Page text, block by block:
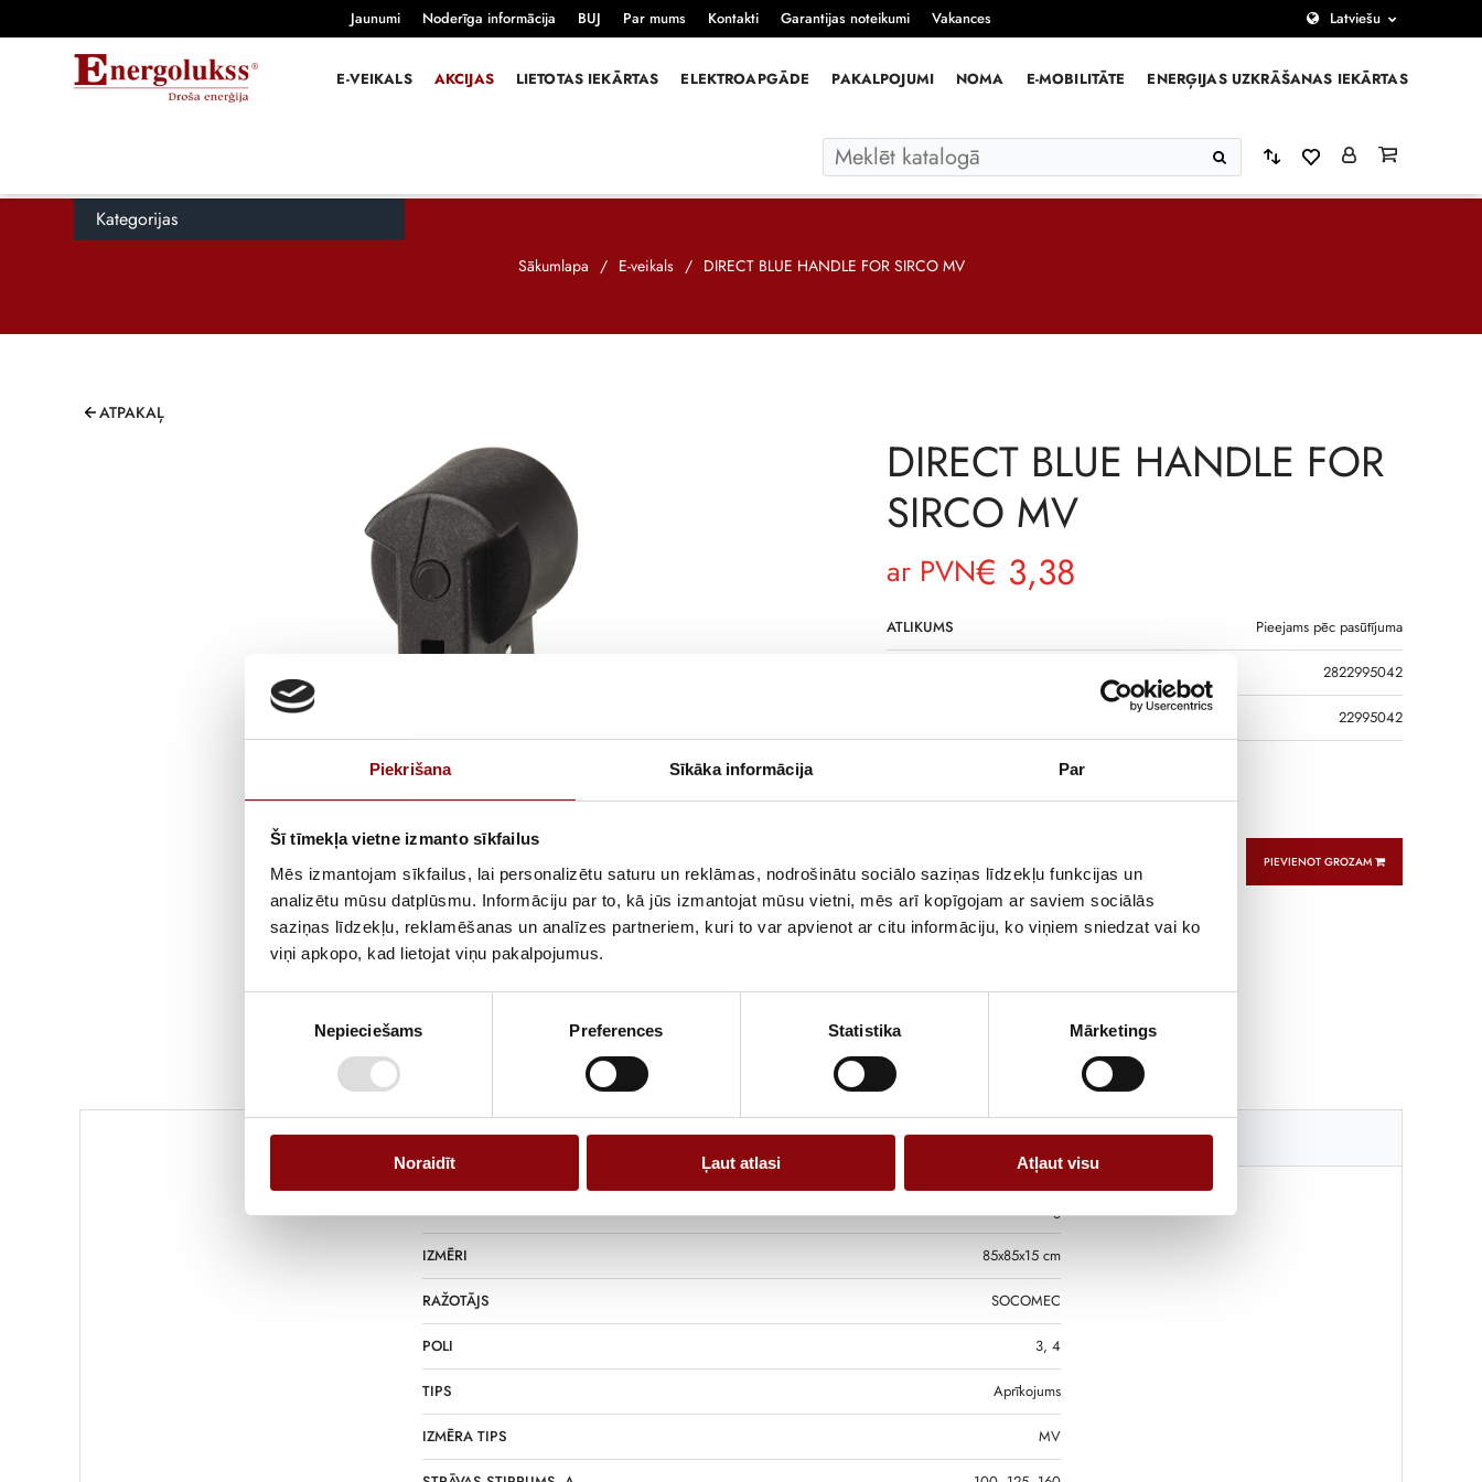
Piekrišana Sīkāka informācija Par
Šī tīmekļa vietne izmanto sīkfailus
Mēs izmantojam sīkfailus, lai personalizētu saturu un reklāmas, nodrošinātu sociālo saziņas līdzekļu funkcijas un
analizētu mūsu datplūsmu. Informāciju par to, kā jūs izmantojat mūsu vietni, mēs arī kopīgojam ar saviem sociālās
saziņas līdzekļu, reklamēšanas un analīzes partneriem, kuri to var apvienot ar citu informāciju, ko viņiem sniedzat vai ko
viņi apkopo, kad lietojat viņu pakalpojumus.
Nepieciešams Preferences Statistika Mārketings
Noraidīt Ļaut atlasi Atļaut visu
Jaunumi Noderīga informācija BUJ Par mums Kontakti Garantijas noteikumi Vakances Latviešu
E-VEIKALS AKCIJAS LIETOTAS IEKĀRTAS ELEKTROAPGĀDE PAKALPOJUMI NOMA E-MOBILITĀTE ENERĢIJAS UZKRĀŠANAS IEKĀRTAS
Kategorijas
Sākumlapa / E-veikals / DIRECT BLUE HANDLE FOR SIRCO MV
ATPAKAĻ
DIRECT BLUE HANDLE FOR
SIRCO MV
€ 3,38
ar PVN
ATLIKUMS Pieejams pēc pasūtījuma
2822995042
22995042
Direct operation handle type MV Blue
PIEVIENOT GROZAM
Informācija Katalogi
SVARS 0.02 kg
IZMĒRI 85x85x15 cm
RAŽOTĀJS SOCOMEC
POLI 3, 4
TIPS Aprīkojums
IZMĒRA TIPS MV